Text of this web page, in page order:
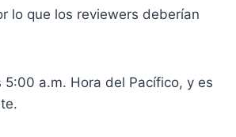
lo que los reviewers deberían
a.m. Hora del Pacífico, y es